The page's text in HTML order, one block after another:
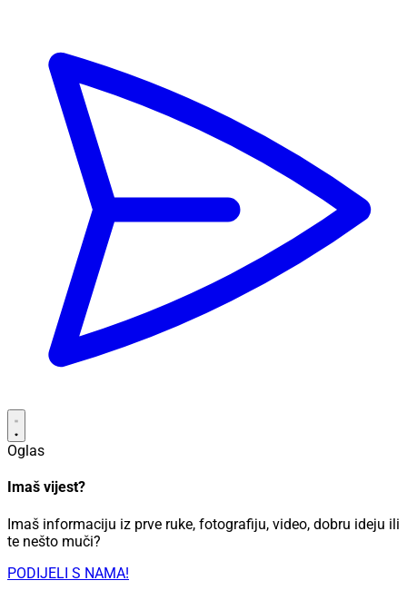
Oglas
Imaš vijest?
Imaš informaciju iz prve ruke, fotografiju, video, dobru ideju ili
te nešto muči?
PODIJELI S NAMA!